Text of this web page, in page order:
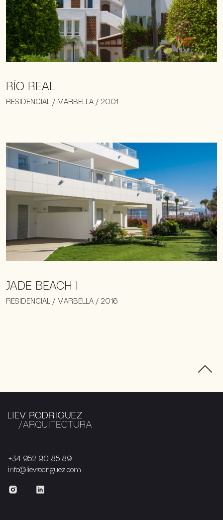
RÍO REAL
RESIDENCIAL / MARBELLA / 2001
JADE BEACH I
RESIDENCIAL / MARBELLA / 2016
+34 952 90 85 89
info@lievrodriguez.com